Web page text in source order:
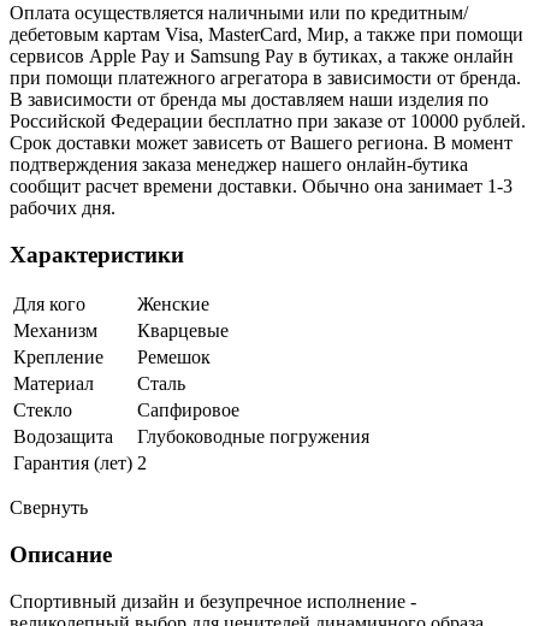
Оплата осуществляется наличными или по кредитным/
дебетовым картам Visa, MasterCard, Мир, а также при помощи
сервисов Apple Pay и Samsung Pay в бутиках, а также онлайн
при помощи платежного агрегатора в зависимости от бренда.
В зависимости от бренда мы доставляем наши изделия по
Российской Федерации бесплатно при заказе от 10000 рублей.
Срок доставки может зависеть от Вашего региона. В момент
подтверждения заказа менеджер нашего онлайн-бутика
сообщит расчет времени доставки. Обычно она занимает 1-3
рабочих дня.
Характеристики
Для кого
Женские
Механизм
Кварцевые
Крепление
Ремешок
Материал
Сталь
Стекло
Сапфировое
Водозащита
Глубоководные погружения
Гарантия (лет) 2
Свернуть
Описание
Спортивный дизайн и безупречное исполнение -